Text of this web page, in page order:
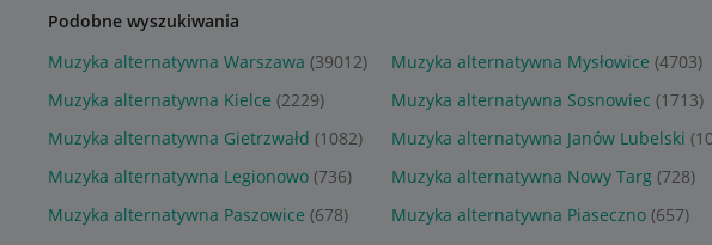
Podobne wyszukiwania
Muzyka alternatywna Warszawa (39012) Muzyka alternatywna Mysłowice (4703)
Muzyka alternatywna Kielce (2229) Muzyka alternatywna Sosnowiec (1713)
Muzyka alternatywna Gietrzwałd (1082) Muzyka alternatywna Janów Lubelski
Muzyka alternatywna Legionowo (736) Muzyka alternatywna Nowy Targ (728)
Muzyka alternatywna Paszowice (678) Muzyka alternatywna Piaseczno (657)